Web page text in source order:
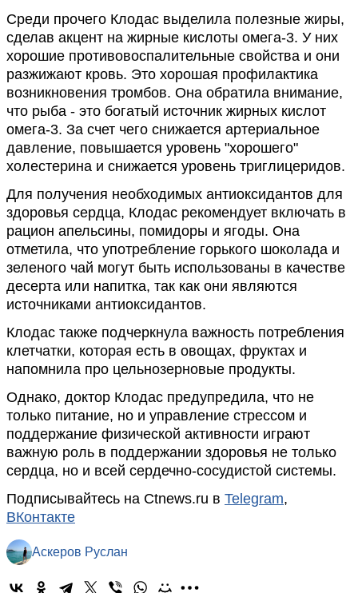
Среди прочего Клодас выделила полезные жиры,
сделав акцент на жирные кислоты омега-3. У них
хорошие противовоспалительные свойства и они
разжижают кровь. Это хорошая профилактика
возникновения тромбов. Она обратила внимание,
что рыба - это богатый источник жирных кислот
омега-3. За счет чего снижается артериальное
давление, повышается уровень "хорошего"
холестерина и снижается уровень триглицеридов.
Для получения необходимых антиоксидантов для
здоровья сердца, Клодас рекомендует включать в
рацион апельсины, помидоры и ягоды. Она
отметила, что употребление горького шоколада и
зеленого чай могут быть использованы в качестве
десерта или напитка, так как они являются
источниками антиоксидантов.
Клодас также подчеркнула важность потребления
клетчатки, которая есть в овощах, фруктах и
напомнила про цельнозерновые продукты.
Однако, доктор Клодас предупредила, что не
только питание, но и управление стрессом и
поддержание физической активности играют
важную роль в поддержании здоровья не только
сердца, но и всей сердечно-сосудистой системы.
Подписывайтесь на Ctnews.ru в Telegram,
ВКонтакте
Аскеров Руслан